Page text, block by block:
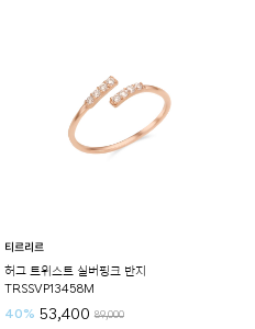
티르리르
허그 트위스트 실버핑크 반지
TRSSVP13458M
40% 53,400 89,000